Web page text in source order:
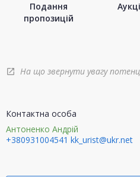
Подання
пропозицій
open_in_new На що звернути увагу
Контактна особа
Антоненко Андрій
+380931004541 kk_urist@ukr.net